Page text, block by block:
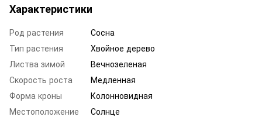
Характеристики
Род растения
Сосна
Тип растения
Хвойное дерево
Листва зимой
Вечнозеленая
Скорость роста
Медленная
Форма кроны
Колонновидная
Местоположение
Солнце